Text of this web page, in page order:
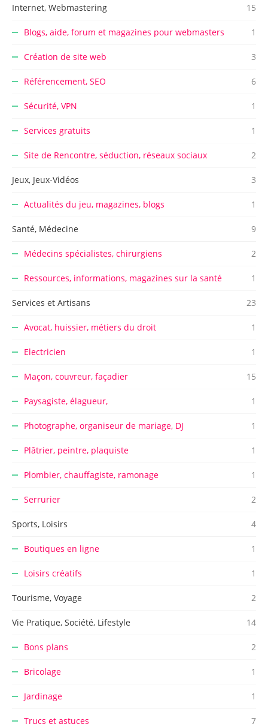
Internet, Webmastering 15
Blogs, aide, forum et magazines pour webmasters 1
Création de site web 3
Référencement, SEO 6
Sécurité, VPN 1
Services gratuits 1
Site de Rencontre, séduction, réseaux sociaux 2
Jeux, Jeux-Vidéos 3
Actualités du jeu, magazines, blogs 1
Santé, Médecine 9
Médecins spécialistes, chirurgiens 2
Ressources, informations, magazines sur la santé 1
Services et Artisans 23
Avocat, huissier, métiers du droit 1
Electricien 1
Maçon, couvreur, façadier 15
Paysagiste, élagueur, 1
Photographe, organiseur de mariage, DJ 1
Plâtrier, peintre, plaquiste 1
Plombier, chauffagiste, ramonage 1
Serrurier 2
Sports, Loisirs 4
Boutiques en ligne 1
Loisirs créatifs 1
Tourisme, Voyage 2
Vie Pratique, Société, Lifestyle 14
Bons plans 2
Bricolage 1
Jardinage 1
Trucs et astuces 7